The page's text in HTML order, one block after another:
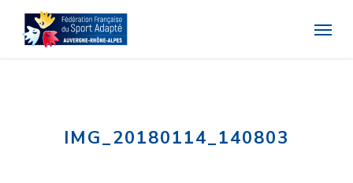
main
content
Menu
IMG_20180114_140803